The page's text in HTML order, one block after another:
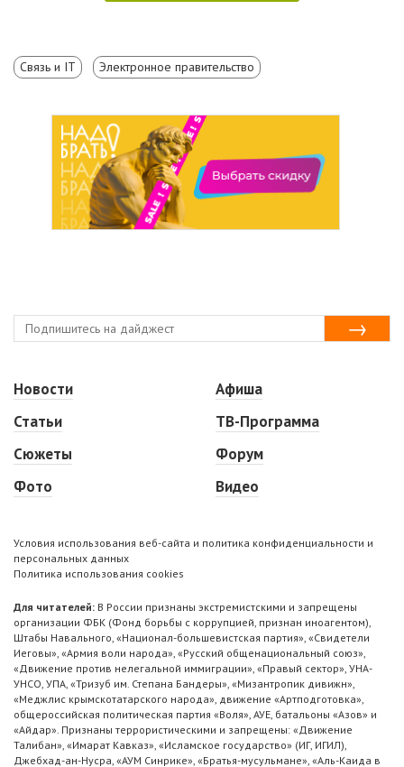
Связь и IT Электронное правительство
Новости
Статьи
Сюжеты
Фото
Афиша
ТВ-Программа
Форум
Видео
Условия использования веб-сайта и политика конфиденциальности и
персональных данных
Политика использования cookies
Для читателей: В России признаны экстремистскими и запрещены
организации ФБК (Фонд борьбы с коррупцией, признан иноагентом),
Штабы Навального, «Национал-большевистская партия», «Свидетели
Иеговы», «Армия воли народа», «Русский общенациональный союз»,
«Движение против нелегальной иммиграции», «Правый сектор», УНА-
УНСО, УПА, «Тризуб им. Степана Бандеры», «Мизантропик дивижн»,
«Меджлис крымскотатарского народа», движение «Артподготовка»,
общероссийская политическая партия «Воля», АУЕ, батальоны «Азов» и
«Айдар». Признаны террористическими и запрещены: «Движение
Талибан», «Имарат Кавказ», «Исламское государство» (ИГ, ИГИЛ),
Джебхад-ан-Нусра, «АУМ Синрике», «Братья-мусульмане», «Аль-Каида в